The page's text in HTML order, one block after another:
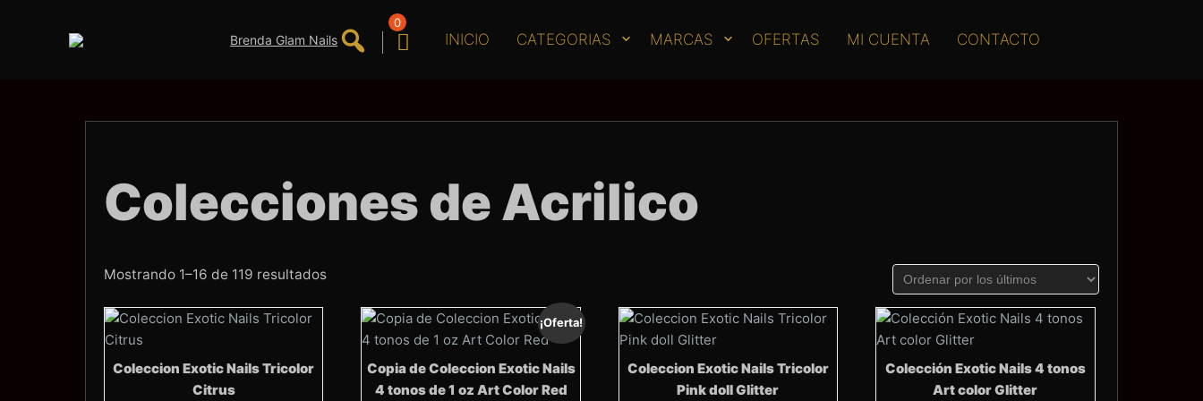
0
INICIO CATEGORIAS MARCAS OFERTAS MI CUENTA CONTACTO
Colecciones de Acrilico
Mostrando 1–16 de 119 resultadosOrdenado
últimos
Coleccion Exotic Nails Tricolor
Citrus
¡Oferta!
Copia de Coleccion Exotic Nails
4 tonos de 1 oz Art Color Red
Coleccion Exotic Nails Tricolor
Pink doll Glitter
Colección Exotic Nails 4 tonos
Art color Glitter